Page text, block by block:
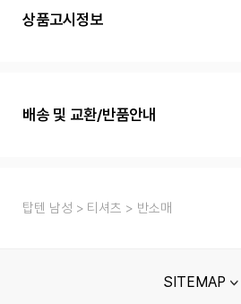
상품고시정보
배송 및 교환/반품안내
탑텐 남성 티셔츠 반소매
SITEMAP